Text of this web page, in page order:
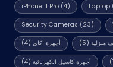
iPhone 11 Pro (4) Laptop
Security Cameras (23)
أجهزة اكاي(4) منزلية (5)
أجهزة كاسيل الكهربائية(4)